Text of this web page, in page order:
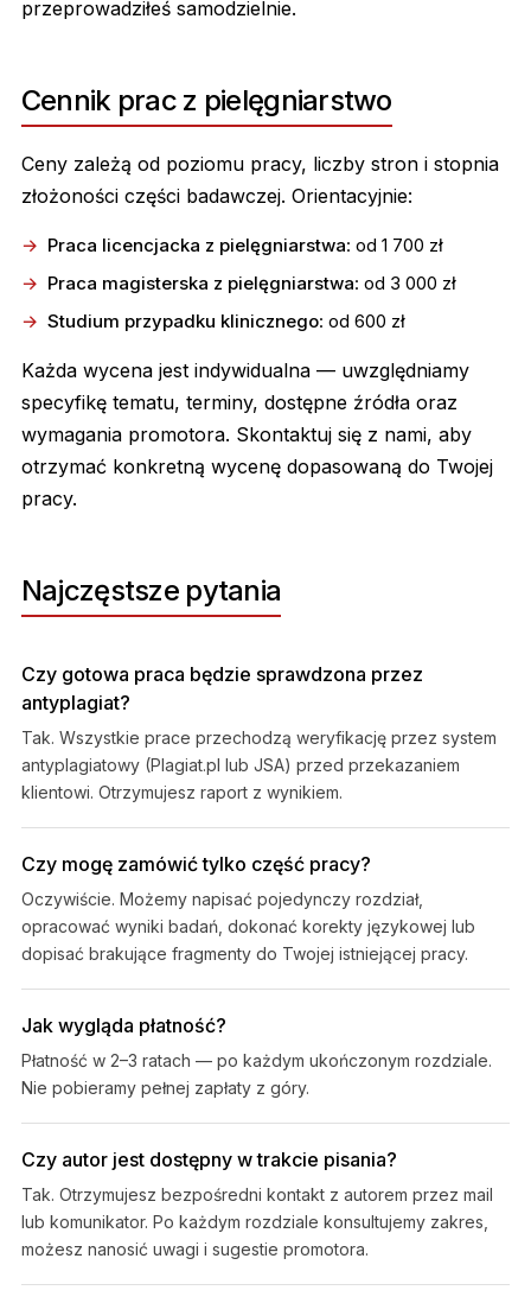
przeprowadziłeś samodzielnie.
Cennik prac z pielęgniarstwo
Ceny zależą od poziomu pracy, liczby stron i stopnia
złożoności części badawczej. Orientacyjnie:
Praca licencjacka z pielęgniarstwa: od 1 700 zł
Praca magisterska z pielęgniarstwa: od 3 000 zł
Studium przypadku klinicznego: od 600 zł
Każda wycena jest indywidualna — uwzględniamy
specyfikę tematu, terminy, dostępne źródła oraz
wymagania promotora. Skontaktuj się z nami, aby
otrzymać konkretną wycenę dopasowaną do Twojej
pracy.
Najczęstsze pytania
Czy gotowa praca będzie sprawdzona przez
antyplagiat?
Tak. Wszystkie prace przechodzą weryfikację przez system
antyplagiatowy (Plagiat.pl lub JSA) przed przekazaniem
klientowi. Otrzymujesz raport z wynikiem.
Czy mogę zamówić tylko część pracy?
Oczywiście. Możemy napisać pojedynczy rozdział,
opracować wyniki badań, dokonać korekty językowej lub
dopisać brakujące fragmenty do Twojej istniejącej pracy.
Jak wygląda płatność?
Płatność w 2–3 ratach — po każdym ukończonym rozdziale.
Nie pobieramy pełnej zapłaty z góry.
Czy autor jest dostępny w trakcie pisania?
Tak. Otrzymujesz bezpośredni kontakt z autorem przez mail
lub komunikator. Po każdym rozdziale konsultujemy zakres,
możesz nanosić uwagi i sugestie promotora.